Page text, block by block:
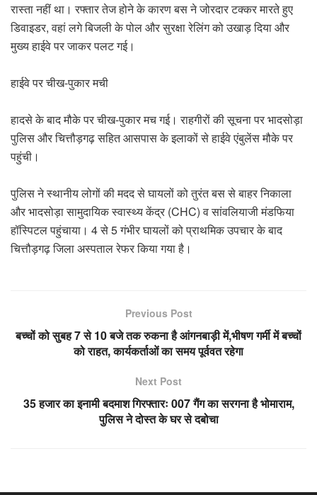
रास्ता नहीं था। रफ्तार तेज होने के कारण बस ने जोरदार टक्कर मारते हुए
डिवाइडर, वहां लगे बिजली के पोल और सुरक्षा रेलिंग को उखाड़ दिया और
मुख्य हाईवे पर जाकर पलट गई।
हाईवे पर चीख-पुकार मची
हादसे के बाद मौके पर चीख-पुकार मच गई। राहगीरों की सूचना पर भादसोड़ा
पुलिस और चित्तौड़गढ़ सहित आसपास के इलाकों से हाईवे एंबुलेंस मौके पर
पहुंची।
पुलिस ने स्थानीय लोगों की मदद से घायलों को तुरंत बस से बाहर निकाला
और भादसोड़ा सामुदायिक स्वास्थ्य केंद्र (CHC) व सांवलियाजी मंडफिया
हॉस्पिटल पहुंचाया। 4 से 5 गंभीर घायलों को प्राथमिक उपचार के बाद
चित्तौड़गढ़ जिला अस्पताल रेफर किया गया है।
Previous Post
बच्चों को सुबह 7 से 10 बजे तक रुकना है आंगनबाड़ी में,भीषण गर्मी में बच्चों
को राहत, कार्यकर्ताओं का समय पूर्ववत रहेगा
Next Post
35 हजार का इनामी बदमाश गिरफ्तारः 007 गैंग का सरगना है भोमाराम,
पुलिस ने दोस्त के घर से दबोचा